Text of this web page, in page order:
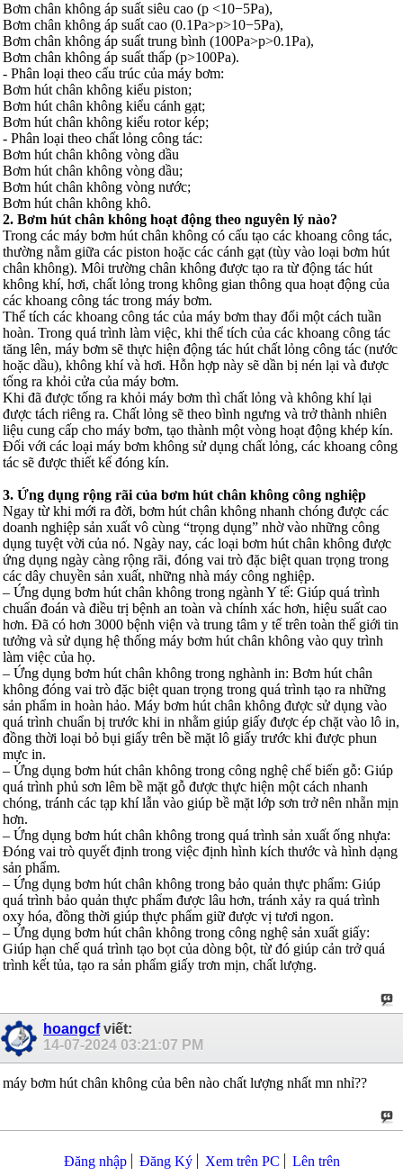
Bơm chân không áp suất siêu cao (p <10−5Pa),
Bơm chân không áp suất cao (0.1Pa>p>10−5Pa),
Bơm chân không áp suất trung bình (100Pa>p>0.1Pa),
Bơm chân không áp suất thấp (p>100Pa).
- Phân loại theo cấu trúc của máy bơm:
Bơm hút chân không kiểu piston;
Bơm hút chân không kiểu cánh gạt;
Bơm hút chân không kiểu rotor kép;
- Phân loại theo chất lỏng công tác:
Bơm hút chân không vòng dầu
Bơm hút chân không vòng dầu;
Bơm hút chân không vòng nước;
Bơm hút chân không khô.
2. Bơm hút chân không hoạt động theo nguyên lý nào?
Trong các máy bơm hút chân không có cấu tạo các khoang công tác,
thường nằm giữa các piston hoặc các cánh gạt (tùy vào loại bơm hút
chân không). Môi trường chân không được tạo ra từ động tác hút
không khí, hơi, chất lỏng trong không gian thông qua hoạt động của
các khoang công tác trong máy bơm.
Thể tích các khoang công tác của máy bơm thay đổi một cách tuần
hoàn. Trong quá trình làm việc, khi thể tích của các khoang công tác
tăng lên, máy bơm sẽ thực hiện động tác hút chất lỏng công tác (nước
hoặc dầu), không khí và hơi. Hỗn hợp này sẽ dần bị nén lại và được
tống ra khỏi cửa của máy bơm.
Khi đã được tống ra khỏi máy bơm thì chất lỏng và không khí lại
được tách riêng ra. Chất lỏng sẽ theo bình ngưng và trở thành nhiên
liệu cung cấp cho máy bơm, tạo thành một vòng hoạt động khép kín.
Đối với các loại máy bơm không sử dụng chất lỏng, các khoang công
tác sẽ được thiết kế đóng kín.
3. Ứng dụng rộng rãi của bơm hút chân không công nghiệp
Ngay từ khi mới ra đời, bơm hút chân không nhanh chóng được các
doanh nghiệp sản xuất vô cùng “trọng dụng” nhờ vào những công
dụng tuyệt vời của nó. Ngày nay, các loại bơm hút chân không được
ứng dụng ngày càng rộng rãi, đóng vai trò đặc biệt quan trọng trong
các dây chuyền sản xuất, những nhà máy công nghiệp.
– Ứng dụng bơm hút chân không trong ngành Y tế: Giúp quá trình
chuẩn đoán và điều trị bệnh an toàn và chính xác hơn, hiệu suất cao
hơn. Đã có hơn 3000 bệnh viện và trung tâm y tế trên toàn thế giới tin
tưởng và sử dụng hệ thống máy bơm hút chân không vào quy trình
làm việc của họ.
– Ứng dụng bơm hút chân không trong nghành in: Bơm hút chân
không đóng vai trò đặc biệt quan trọng trong quá trình tạo ra những
sản phẩm in hoàn hảo. Máy bơm hút chân không được sử dụng vào
quá trình chuẩn bị trước khi in nhằm giúp giấy được ép chặt vào lô in,
đồng thời loại bỏ bụi giấy trên bề mặt lô giấy trước khi được phun
mực in.
– Ứng dụng bơm hút chân không trong công nghệ chế biến gỗ: Giúp
quá trình phủ sơn lêm bề mặt gỗ được thực hiện một cách nhanh
chóng, tránh các tạp khí lẫn vào giúp bề mặt lớp sơn trở nên nhẵn mịn
hơn.
– Ứng dụng bơm hút chân không trong quá trình sản xuất ống nhựa:
Đóng vai trò quyết định trong việc định hình kích thước và hình dạng
sản phẩm.
– Ứng dụng bơm hút chân không trong bảo quản thực phẩm: Giúp
quá trình bảo quản thực phẩm được lâu hơn, tránh xảy ra quá trình
oxy hóa, đồng thời giúp thực phẩm giữ được vị tươi ngon.
– Ứng dụng bơm hút chân không trong công nghệ sản xuất giấy:
Giúp hạn chế quá trình tạo bọt của dòng bột, từ đó giúp cản trở quá
trình kết tủa, tạo ra sản phẩm giấy trơn mịn, chất lượng.
hoangcfviết:
14-07-2024 03:21:07 PM
máy bơm hút chân không của bên nào chất lượng nhất mn nhỉ??
Đăng nhập Đăng Ký Xem trên PC Lên trên